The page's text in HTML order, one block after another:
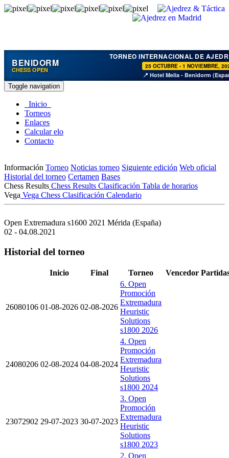
BENIDORM
CHESS OPEN
TORNEO INTERNACIONAL DE
25 OCTUBRE - 1 NOVIEMBRE,
📍 Hotel Melia - Benidorm
Toggle navigation
Inicio
Torneos
Enlaces
Calcular elo
Contacto
Información Torneo Noticias torneo Siguiente edición Web oficial
Historial del torneo Certamen Bases
Chess Results Chess Results Clasificación Tabla de horarios
Vega Vega Chess Clasificación Calendario
Open Extremadura s1600 2021 Mérida (España)
02 - 04.08.2021
Historial del torneo
Inicio Final Torneo Vencedor
26080106 01-08-2026 02-08-2026
6. Open
Promoción
Extremadura
Heuristic
Solutions
s1800 2026
24080206 02-08-2024 04-08-2024
4. Open
Promoción
Extremadura
Heuristic
Solutions
s1800 2024
23072902 29-07-2023 30-07-2023
3. Open
Promoción
Extremadura
Heuristic
Solutions
s1800 2023
2. Open